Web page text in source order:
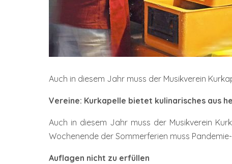
Auch in diesem Jahr muss der Musikverein
Vereine: Kurkapelle bietet kulinarisches aus
Auch in diesem Jahr muss der Musikverein
Wochenende der Sommerferien muss
Auflagen nicht zu erfüllen